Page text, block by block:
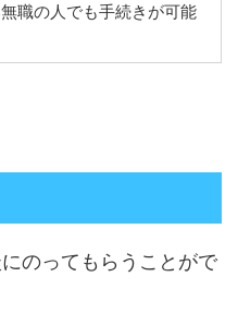
職の人でも手続きが可能
のってもらうことがで